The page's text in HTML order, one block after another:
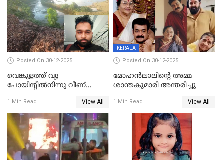
Posted On 30-12-2025
വെങ്കുളത്ത് വ്യൂ
പോയിന്റിൽനിന്നു വീണ്
1 Min Read View All
KERALA
Posted On 30-12-2025
മോഹന്‍ലാലിന്‍റെ അമ്മ
ശാന്തകുമാരി അന്തരിച്ചു
1 Min Read View All